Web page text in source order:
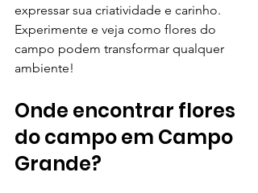
expressar sua criatividade e carinho.
Experimente e veja como flores do
campo podem transformar qualquer
ambiente!
Onde encontrar flores
do campo em Campo
Grande?